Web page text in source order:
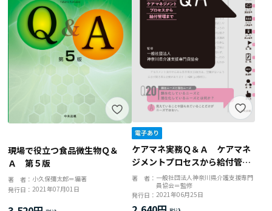
現場で役立つ食品微生物Ｑ＆
Ａ 第５版
著 者： 小久保彌太郎＝編著
発行日：2021年07月01日
ケアマネ実務Ｑ＆Ａ ケアマネ
ジメントプロセスから給付管理
まで
著 者： 一般社団法人神奈川県介護支援専門
員協会＝監修
発行日： 2021年06月25日